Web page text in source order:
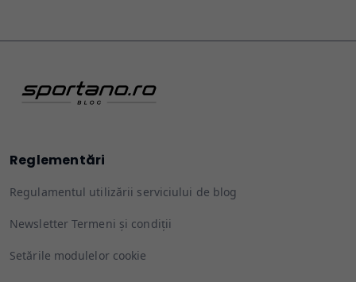
Reglementări
Regulamentul utilizării serviciului de blog
Newsletter Termeni și condiții
Setările modulelor cookie